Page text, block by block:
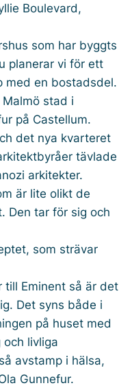
Boulevard,
som har byggts
planerar vi för ett
med en bostadsdel.
stad i
på Castellum.
det nya kvarteret
tävlade
arkitekter.
är lite olikt de
Den tar för sig och
som strävar
till Eminent så är det
Det syns både i
på huset med
livliga
avstamp i hälsa,
Gunnefur.